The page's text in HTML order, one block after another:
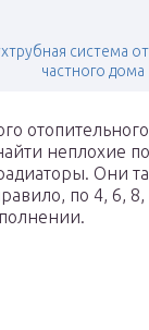
система
частного дома
неплохие
Они
по 4, 6,